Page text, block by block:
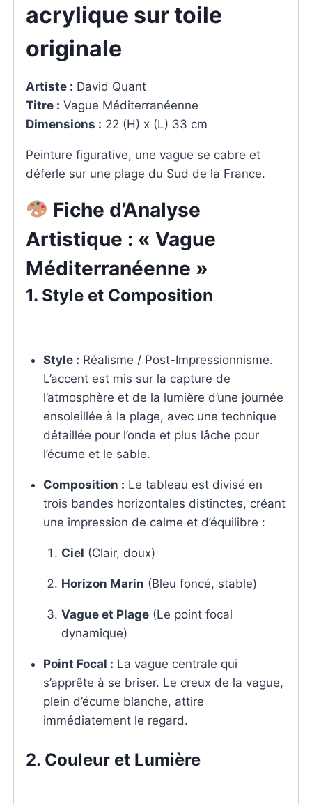
acrylique sur toile
originale
Artiste : David Quant
Titre : Vague Méditerranéenne
Dimensions : 22 (H) x (L) 33 cm
Peinture figurative, une vague se cabre et
déferle sur une plage du Sud de la France.
Fiche d’Analyse
Artistique : « Vague
Méditerranéenne »
1. Style et Composition
Style : Réalisme / Post-Impressionnisme.
L’accent est mis sur la capture de
l’atmosphère et de la lumière d’une journée
ensoleillée à la plage, avec une technique
détaillée pour l’onde et plus lâche pour
l’écume et le sable.
Composition : Le tableau est divisé en
trois bandes horizontales distinctes, créant
une impression de calme et d’équilibre :
Ciel (Clair, doux)
Horizon Marin (Bleu foncé, stable)
Vague et Plage(Le point focal
dynamique)
Point Focal : La vague centrale qui
s’apprête à se briser. Le creux de la vague,
plein d’écume blanche, attire
immédiatement le regard.
2. Couleur et Lumière